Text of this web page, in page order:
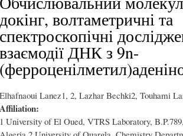
докінг, волтаметричні та
спектроскопічні
взаємодії ДНК з 9n-
Elhafnaoui Lanez1, 2, Lazhar Bechki2, Touhami
Affiliation:
1 University of El Oued, VTRS Laboratory,